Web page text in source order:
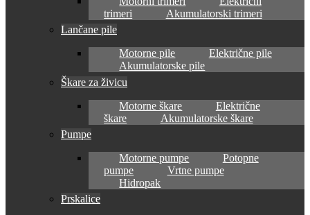
trimeri
Akumulatorski trimeri
Lančane pile
Motorne pile
Električne pile
Akumulatorske pile
Škare za živicu
Motorne škare
Električne
škare
Akumulatorske škare
Pumpe
Motorne pumpe
Potopne
pumpe
Vrtne pumpe
Hidropak
Prskalice